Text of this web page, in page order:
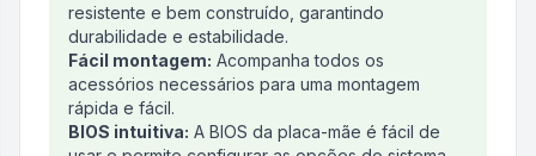
resistente e bem construído, garantindo
durabilidade e estabilidade.
Fácil montagem: Acompanha todos os
acessórios necessários para uma montagem
rápida e fácil.
BIOS intuitiva: A BIOS da placa-mãe é fácil de